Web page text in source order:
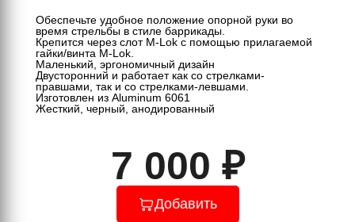
Обеспечьте удобное положение опорной руки во
время стрельбы в стиле баррикады.
Крепится через слот M-Lok с помощью прилагаемой
гайки/винта M-Lok.
Маленький, эргономичный дизайн
Двусторонний и работает как со стрелками-
правшами, так и со стрелками-левшами.
Изготовлен из Aluminum 6061
Жесткий, черный, анодированный
7 000 ₽
Добавить